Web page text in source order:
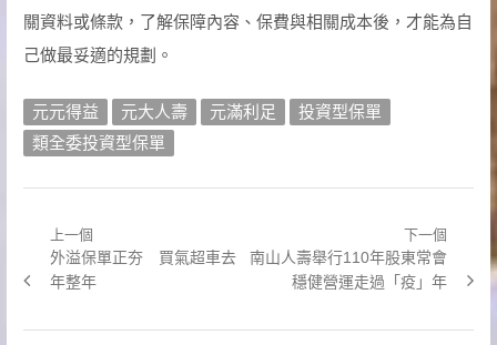
關資料或條款，了解保障內容、保費與相關成本後，才能為自
己做最妥適的規劃。
元元得益 元大人壽 元滿利足
投資型保單
類全委投資型保單
章
導
上一個
Previous
post:
外溢保單正夯 買氣超車去
年整年
下一個
Next
南山人壽舉行110年股東常會
穩健營運走過「疫」年